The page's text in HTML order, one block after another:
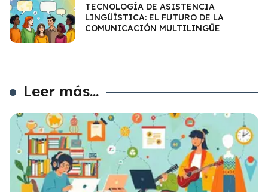
TECNOLOGÍA DE ASISTENCIA
LINGÜÍSTICA: EL FUTURO DE LA
COMUNICACIÓN MULTILINGÜE
Leer más...